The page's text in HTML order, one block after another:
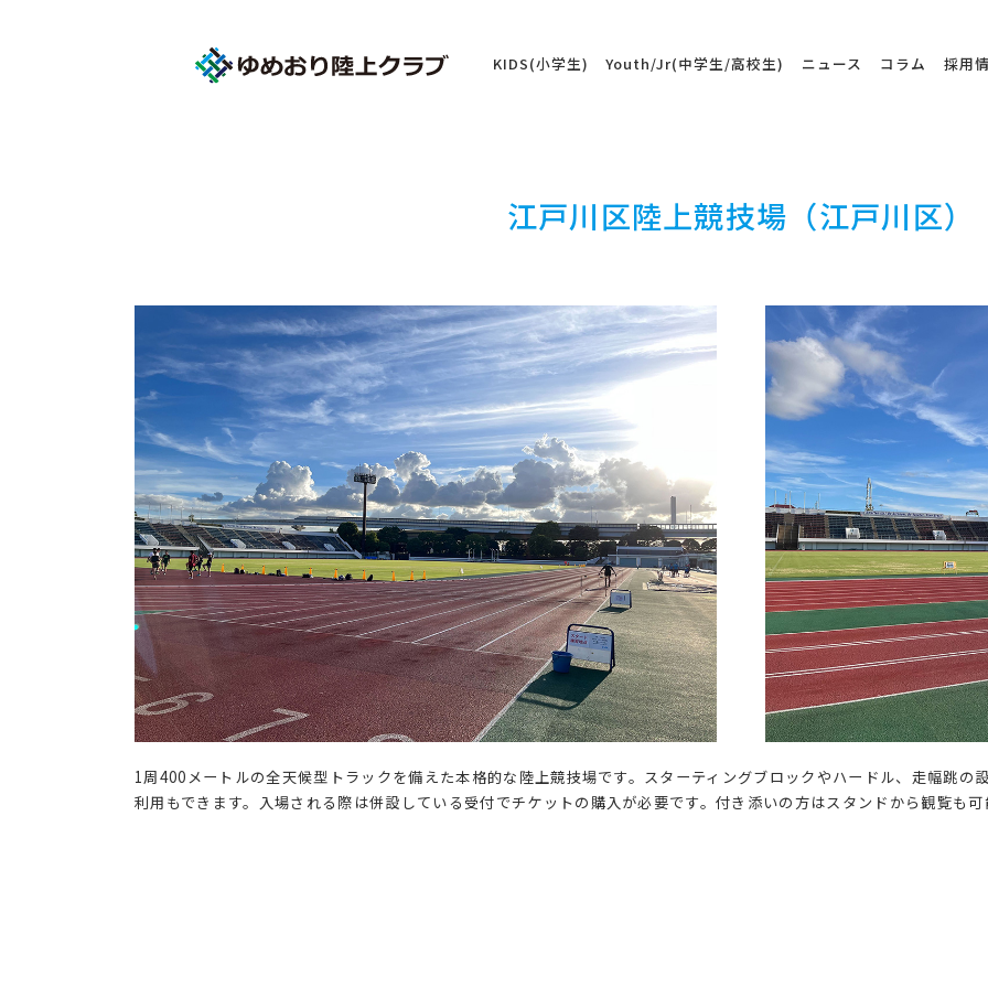
KIDS(小学生) Youth/Jr(中学生/高校生) ニュース コラム 採用
江戸川区陸上競技場（江戸川区）
1周400メートルの全天候型トラックを備えた本格的な陸上競技場です。スターティングブロックやハードル、走幅跳の
利用もできます。入場される際は併設している受付でチケットの購入が必要です。付き添いの方はスタンドから観覧も